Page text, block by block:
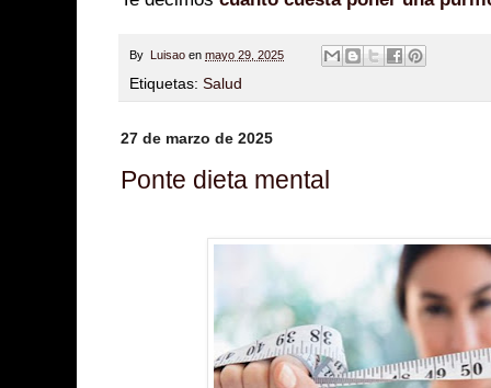
By Luisao en mayo 29, 2025
Etiquetas: Salud
27 de marzo de 2025
Ponte dieta mental